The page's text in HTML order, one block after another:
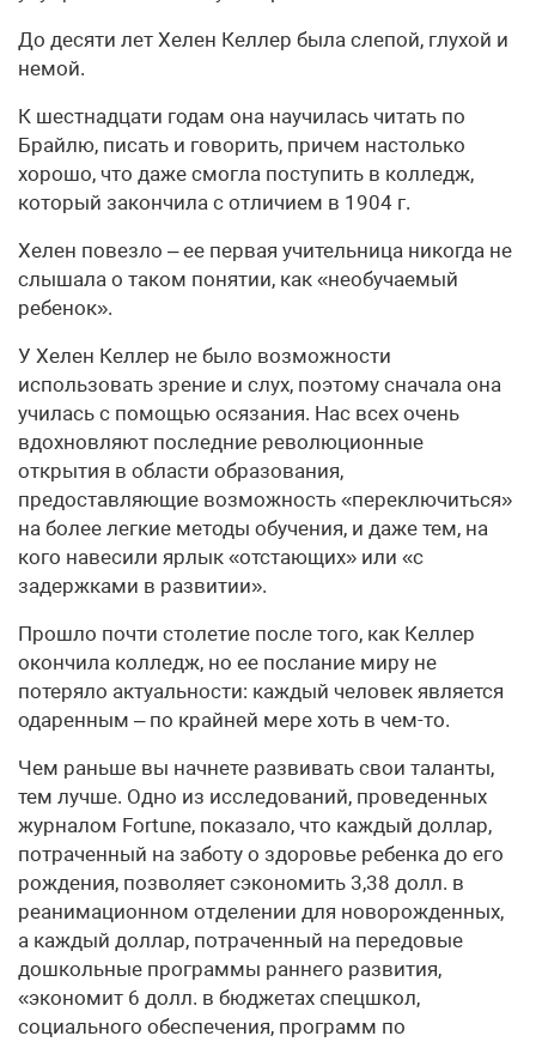
До десяти лет Хелен Келлер была слепой, глухой и
немой.
К шестнадцати годам она научилась читать по
Брайлю, писать и говорить, причем настолько
хорошо, что даже смогла поступить в колледж,
который закончила с отличием в 1904 г.
Хелен повезло – ее первая учительница никогда не
слышала о таком понятии, как «необучаемый
ребенок».
У Хелен Келлер не было возможности
использовать зрение и слух, поэтому сначала она
училась с помощью осязания. Нас всех очень
вдохновляют последние революционные
открытия в области образования,
предоставляющие возможность «переключиться»
на более легкие методы обучения, и даже тем, на
кого навесили ярлык «отстающих» или «с
задержками в развитии».
Прошло почти столетие после того, как Келлер
окончила колледж, но ее послание миру не
потеряло актуальности: каждый человек является
одаренным – по крайней мере хоть в чем-то.
Чем раньше вы начнете развивать свои таланты,
тем лучше. Одно из исследований, проведенных
журналом Fortune, показало, что каждый доллар,
потраченный на заботу о здоровье ребенка до его
рождения, позволяет сэкономить 3,38 долл. в
реанимационном отделении для новорожденных,
а каждый доллар, потраченный на передовые
дошкольные программы раннего развития,
«экономит 6 долл. в бюджетах спецшкол,
социального обеспечения, программ по